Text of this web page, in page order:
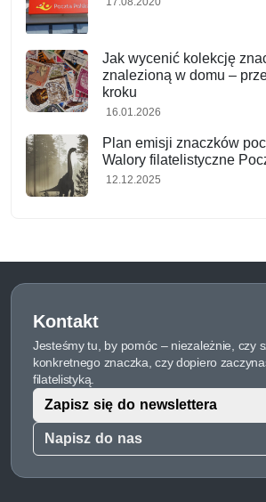
Jak wycenić kolekcję
znalezioną w domu –
kroku
16.01.2026
Plan emisji znaczków
Walory filatelistyczne
12.12.2025
Kontakt
Jesteśmy tu, by pomóc – niezależnie, czy
konkretnego znaczka, czy dopiero
filatelistyką.
Napisz do nas
Zapisz się do newslettera